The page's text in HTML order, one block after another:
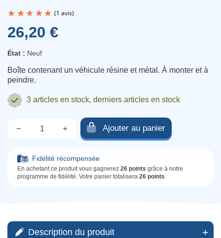
(1 avis)
26,20 €
État : Neuf
Boîte contenant un véhicule résine et métal. À monter et à
peindre.
3 articles en stock, derniers articles en stock
− + Ajouter au panier
Fidélité récompensée
En achetant ce produit vous gagnerez 26 points grâce à notre
programme de fidélité. Votre panier totalisera 26 points.
Description du produit